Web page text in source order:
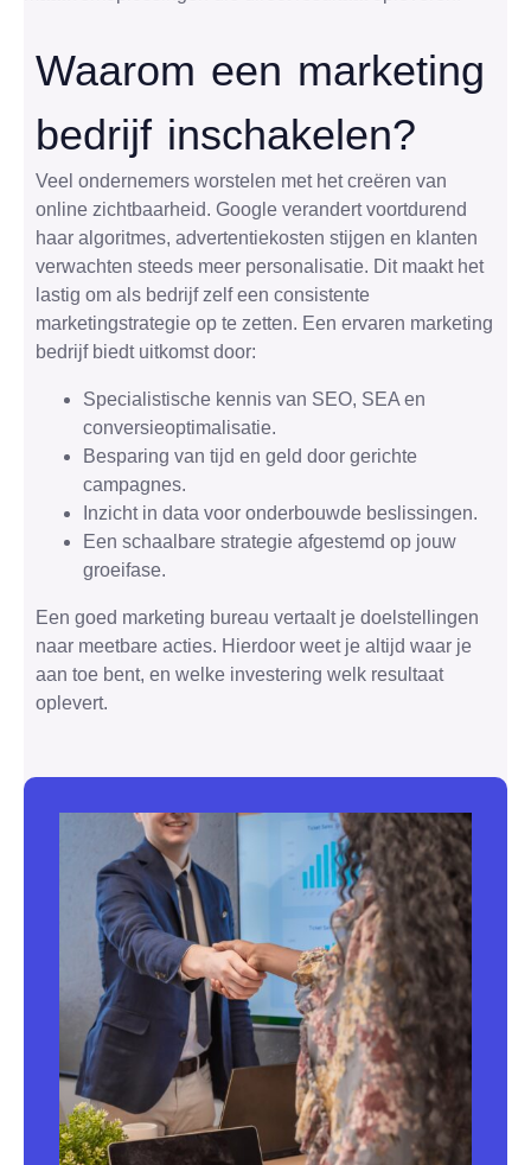
Waarom een marketing
bedrijf inschakelen?
Veel ondernemers worstelen met het creëren van
online zichtbaarheid. Google verandert voortdurend
haar algoritmes, advertentiekosten stijgen en klanten
verwachten steeds meer personalisatie. Dit maakt het
lastig om als bedrijf zelf een consistente
marketingstrategie op te zetten. Een ervaren marketing
bedrijf biedt uitkomst door:
Specialistische kennis van SEO, SEA en
conversieoptimalisatie.
Besparing van tijd en geld door gerichte
campagnes.
Inzicht in data voor onderbouwde beslissingen.
Een schaalbare strategie afgestemd op jouw
groeifase.
Een goed marketing bureau vertaalt je doelstellingen
naar meetbare acties. Hierdoor weet je altijd waar je
aan toe bent, en welke investering welk resultaat
oplevert.